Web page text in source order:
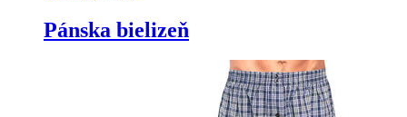
Pánska bielizeň